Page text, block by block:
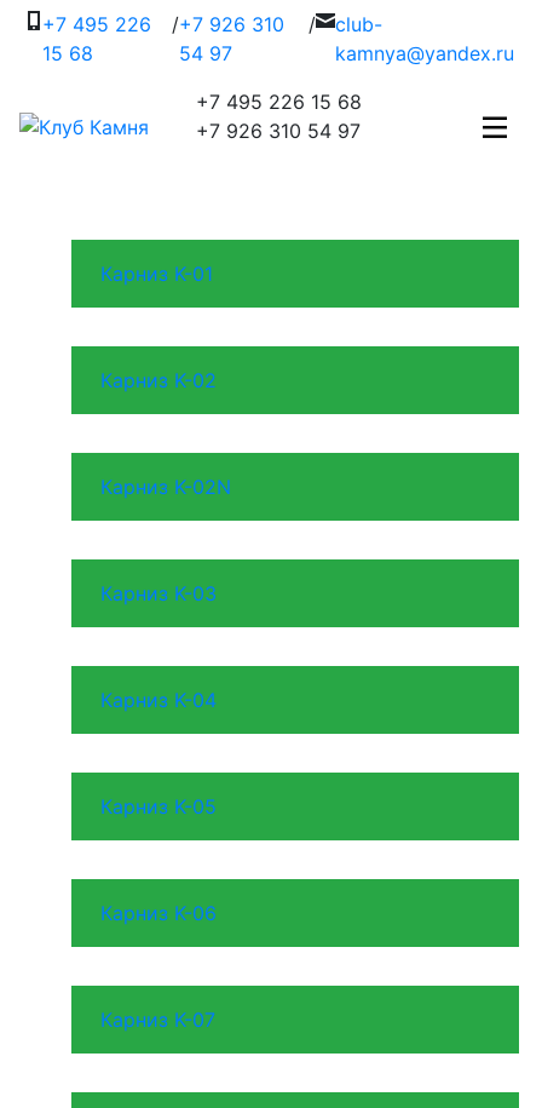
+7 495 226
15 68
/+7 926 310
54 97
/ club-
kamnya@yandex.ru
+7 495 226 15 68
+7 926 310 54 97
Карниз K-01
Карниз K-02
Карниз K-02N
Карниз K-03
Карниз K-04
Карниз K-05
Карниз K-06
Карниз K-07